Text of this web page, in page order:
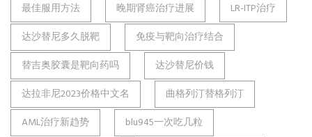
最佳服用方法
晚期肾癌治疗进展
LR-ITP治疗
达沙替尼多久脱靶
免疫与靶向治疗结合
替吉奥胶囊是靶向药吗
达沙替尼价钱
达拉非尼2023价格中文名
曲格列汀替格列汀
AML治疗新趋势
blu945一次吃几粒